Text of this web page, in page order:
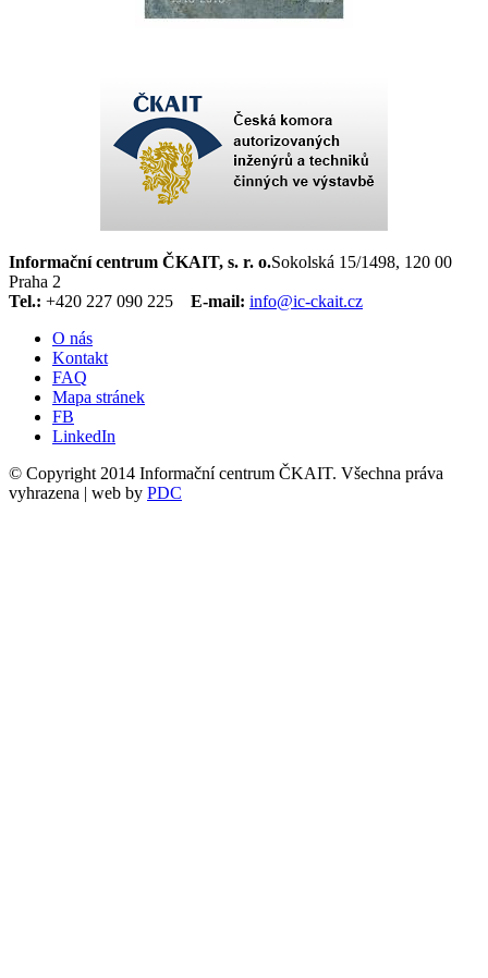
Informační centrum ČKAIT, s. r. o.Sokolská 15/1498, 120 00
Praha 2
Tel.: +420 227 090 225 E-mail: info@ic-ckait.cz
O nás
Kontakt
FAQ
Mapa stránek
FB
LinkedIn
© Copyright 2014 Informační centrum ČKAIT. Všechna práva
vyhrazena | web by PDC